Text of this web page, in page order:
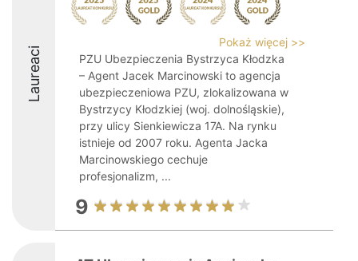
Laureaci
Pokaż więcej >>
PZU Ubezpieczenia Bystrzyca Kłodzka
– Agent Jacek Marcinowski to agencja
ubezpieczeniowa PZU, zlokalizowana w
Bystrzycy Kłodzkiej (woj. dolnośląskie),
przy ulicy Sienkiewicza 17A. Na rynku
istnieje od 2007 roku. Agenta Jacka
Marcinowskiego cechuje
profesjonalizm, ...
9